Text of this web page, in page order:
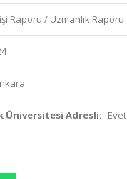
Raporu / Uzmanlık Raporu
Üniversitesi Adresli: Evet